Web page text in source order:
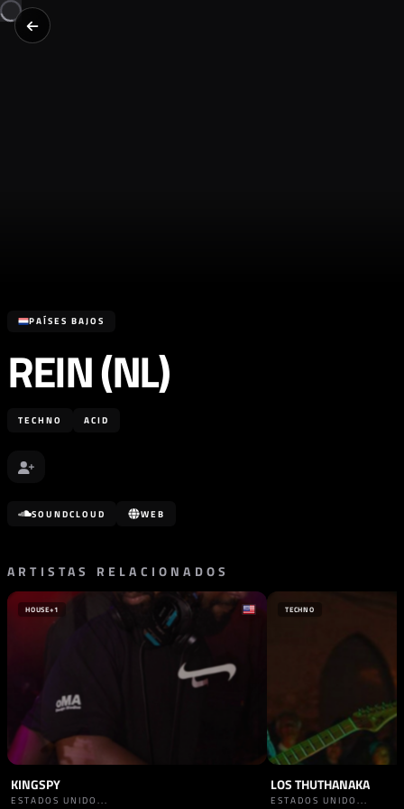
PAÍSES BAJOS
REIN (NL)
TECHNO ACID
SOUNDCLOUD WEB
ARTISTAS RELACIONADOS
HOUSE+1
KINGSPY
ESTADOS UNIDO...
TECHNO
LOS THUTHANAKA
ESTADOS UNIDO...